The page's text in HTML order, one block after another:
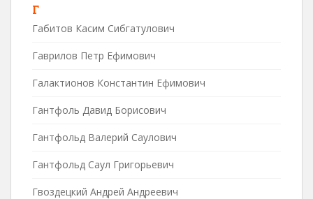
Г
Габитов Касим Сибгатулович
Гаврилов Петр Ефимович
Галактионов Константин Ефимович
Гантфоль Давид Борисович
Гантфольд Валерий Саулович
Гантфольд Саул Григорьевич
Гвоздецкий Андрей Андреевич